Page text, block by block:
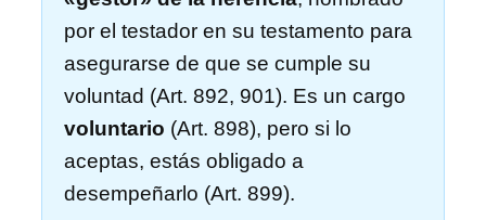
por el testador en su testamento para
asegurarse de que se cumple su
voluntad (Art. 892, 901). Es un cargo
voluntario (Art. 898), pero si lo
aceptas, estás obligado a
desempeñarlo (Art. 899).